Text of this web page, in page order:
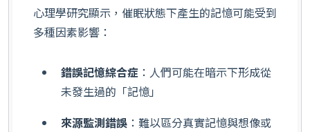
心理學研究顯示，催眠狀態下產生的記憶可能受到
多種因素影響：
錯誤記憶綜合症 ：人們可能在暗示下形成從
未發生過的「記憶」
來源監測錯誤 ：難以區分真實記憶與想像或